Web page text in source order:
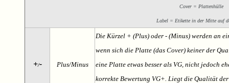
Cover = Plattenhülle
Label = Etikette in der Mitte auf
+/- Plus/Minus
Die Kürzel + (Plus) oder - (Minus) werden an
wenn sich die Platte (das Cover) keiner der
eine Platte etwas besser als VG, nicht jedoch
korrekte Bewertung VG+. Liegt die Qualität